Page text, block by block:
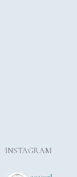
INSTAGRAM